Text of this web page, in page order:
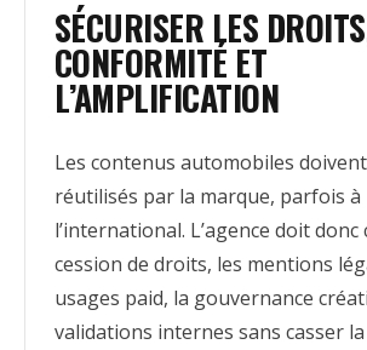
SÉCURISER LES
CONFORMITÉ ET
L’AMPLIFICATION
Les contenus automobiles
réutilisés par la marque, parfois à
l’international. L’agence doit donc
cession de droits, les mentions
usages paid, la gouvernance
validations internes sans casser